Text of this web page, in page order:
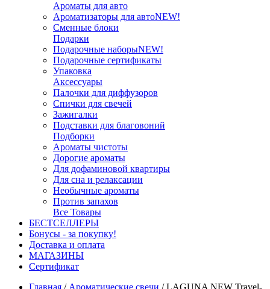
Ароматы для авто
Ароматизаторы для автоNEW!
Сменные блоки
Подарки
Подарочные наборыNEW!
Подарочные сертификаты
Упаковка
Аксессуары
Палочки для диффузоров
Спички для свечей
Зажигалки
Подставки для благовоний
Подборки
Ароматы чистоты
Дорогие ароматы
Для дофаминовой квартиры
Для сна и релаксации
Необычные ароматы
Против запахов
Все Товары
БЕСТСЕЛЛЕРЫ
Бонусы - за покупку!
Доставка и оплата
МАГАЗИНЫ
Cертификат
Главная / Ароматические свечи /LAGUNA NEW Travel-